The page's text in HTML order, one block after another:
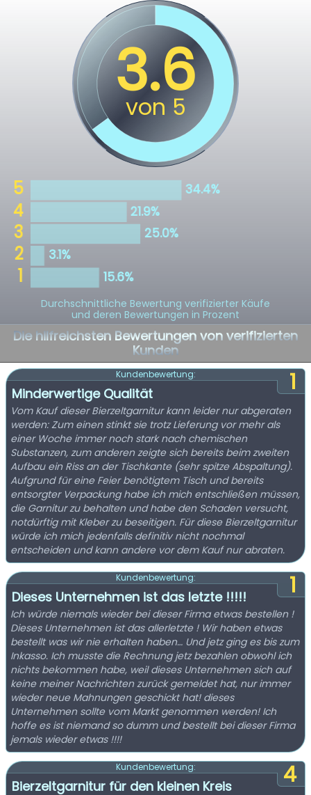
Durchschnittliche Bewertung verifizierter Käufe
und deren Bewertungen in Prozent
Die hilfreichsten Bewertungen von verifizierten
Kunden
1
Kundenbewertung:
Minderwertige Qualität
Vom Kauf dieser Bierzeltgarnitur kann leider nur abgeraten
werden: Zum einen stinkt sie trotz Lieferung vor mehr als
einer Woche immer noch stark nach chemischen
Substanzen, zum anderen zeigte sich bereits beim zweiten
Aufbau ein Riss an der Tischkante (sehr spitze Abspaltung).
Aufgrund für eine Feier benötigtem Tisch und bereits
entsorgter Verpackung habe ich mich entschließen müssen,
die Garnitur zu behalten und habe den Schaden versucht,
notdürftig mit Kleber zu beseitigen. Für diese Bierzeltgarnitur
würde ich mich jedenfalls definitiv nicht nochmal
entscheiden und kann andere vor dem Kauf nur abraten.
1
Kundenbewertung:
Dieses Unternehmen ist das letzte !!!!!
Ich würde niemals wieder bei dieser Firma etwas bestellen !
Dieses Unternehmen ist das allerletzte ! Wir haben etwas
bestellt was wir nie erhalten haben… Und jetz ging es bis zum
Inkasso. Ich musste die Rechnung jetz bezahlen obwohl ich
nichts bekommen habe, weil dieses Unternehmen sich auf
keine meiner Nachrichten zurück gemeldet hat, nur immer
wieder neue Mahnungen geschickt hat! dieses
Unternehmen sollte vom Markt genommen werden! Ich
hoffe es ist niemand so dumm und bestellt bei dieser Firma
jemals wieder etwas !!!!
4
Kundenbewertung:
Bierzeltgarnitur für den kleinen Kreis